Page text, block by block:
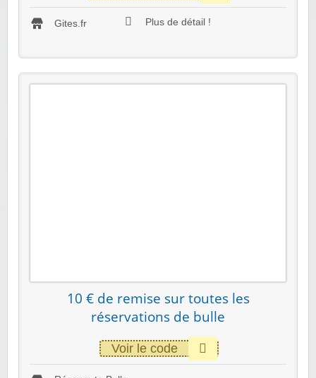
Gites.fr Plus de détail !
10 € de remise sur toutes les
réservations de bulle
Voir le code